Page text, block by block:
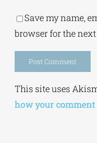
Save my name,
browser for the
This site uses
how your comment